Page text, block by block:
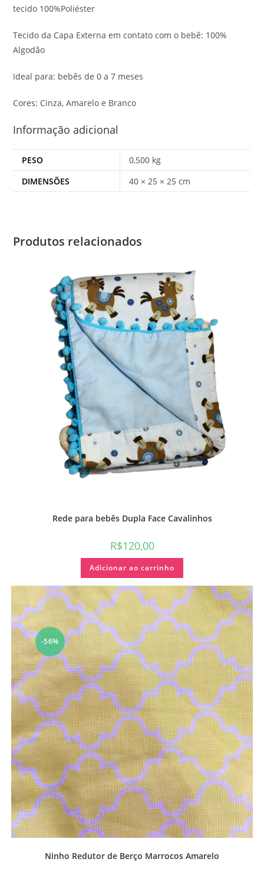
tecido 100%Poliéster
Tecido da Capa Externa em contato com o bebê: 100%
Algodão
Ideal para: bebês de 0 a 7 meses
Cores: Cinza, Amarelo e Branco
Informação adicional
PESO
0,500 kg
DIMENSÕES
40 × 25 × 25 cm
Produtos relacionados
Rede para bebês Dupla Face Cavalinhos
R$120,00
Adicionar ao carrinho
-56%
Ninho Redutor de Berço Marrocos Amarelo